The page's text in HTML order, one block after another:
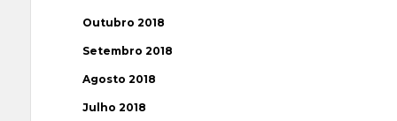
Outubro 2018
Setembro 2018
Agosto 2018
Julho 2018